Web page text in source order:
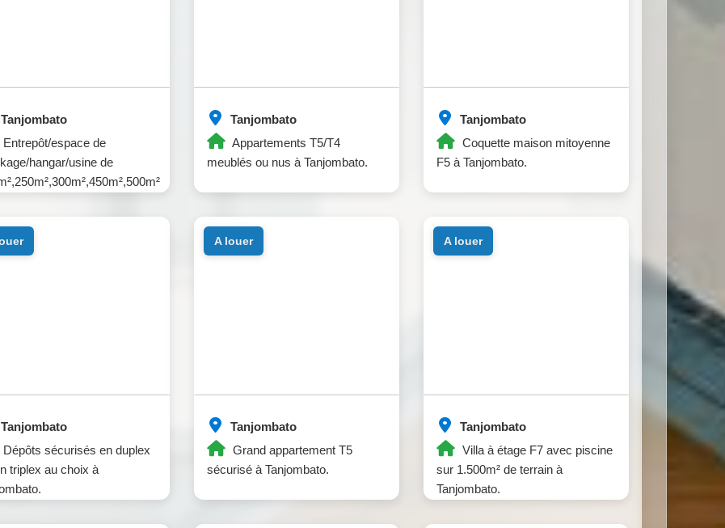
Tanjombato
Entrepôt/espace de
hangar/usine de
Tanjombato
Appartements T5/T4
meublés ou nus à Tanjombato.
Tanjombato
Coquette maison mitoyenne
F5 à Tanjombato.
Tanjombato
Dépôts sécurisés en duplex
triplex au choix à
Tanjombato
Grand appartement T5
sécurisé à Tanjombato.
a louer
Tanjombato
Villa à étage F7 avec piscine
sur 1.500m² de terrain à
Tanjombato.
a louer